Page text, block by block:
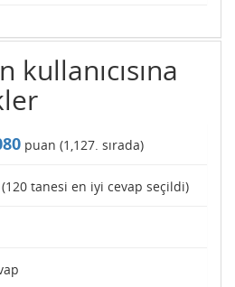
kullanıcısına
puan (1,127. sırada)
(120 tanesi en iyi cevap seçildi)